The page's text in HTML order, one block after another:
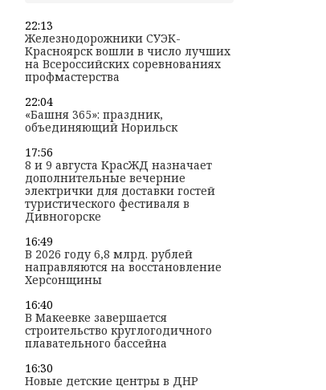
22:13
Железнодорожники СУЭК-
Красноярск вошли в число лучших
на Всероссийских соревнованиях
профмастерства
22:04
«Башня 365»: праздник,
объединяющий Норильск
17:56
8 и 9 августа КрасЖД назначает
дополнительные вечерние
электрички для доставки гостей
туристического фестиваля в
Дивногорске
16:49
В 2026 году 6,8 млрд. рублей
направляются на восстановление
Херсонщины
16:40
В Макеевке завершается
строительство круглогодичного
плавательного бассейна
16:30
Новые детские центры в ДНР